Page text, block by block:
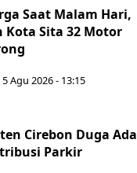
Saat Malam Hari,
Kota Sita 32 Motor
5 Agu 2026 - 13:15
Cirebon Duga Ada
Parkir